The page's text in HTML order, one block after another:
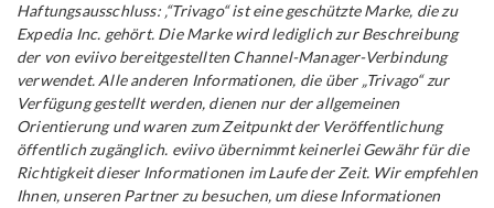
Haftungsausschluss: ‚“Trivago“ ist eine geschützte Marke, die zu
Expedia Inc. gehört. Die Marke wird lediglich zur Beschreibung
der von eviivo bereitgestellten Channel-Manager-Verbindung
verwendet. Alle anderen Informationen, die über „Trivago“ zur
Verfügung gestellt werden, dienen nur der allgemeinen
Orientierung und waren zum Zeitpunkt der Veröffentlichung
öffentlich zugänglich. eviivo übernimmt keinerlei Gewähr für die
Richtigkeit dieser Informationen im Laufe der Zeit. Wir empfehlen
Ihnen, unseren Partner zu besuchen, um diese Informationen